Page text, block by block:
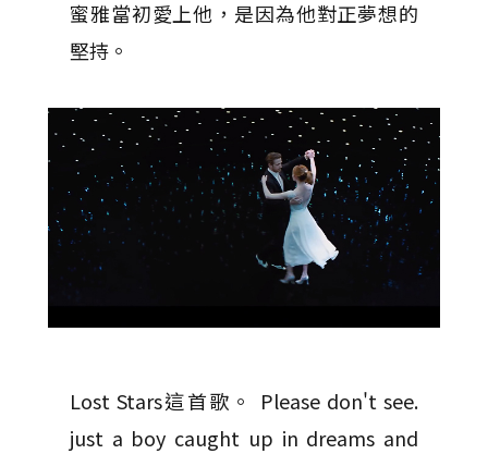
蜜雅當初愛上他，是因為他對正夢想的
堅持。
Lost Stars這首歌。 Please don't see.
just a boy caught up in dreams and